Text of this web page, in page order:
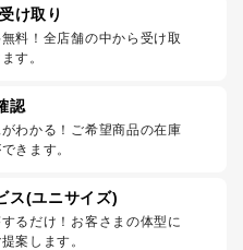
け取り
料！全店舗の中から受け取
す。
認
わかる！ご希望商品の在庫
きます。
ス(ユニサイズ)
るだけ！お客さまの体型に
案します。